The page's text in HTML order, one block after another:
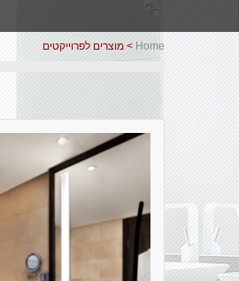
Home > מוצרים לפרוייקטים